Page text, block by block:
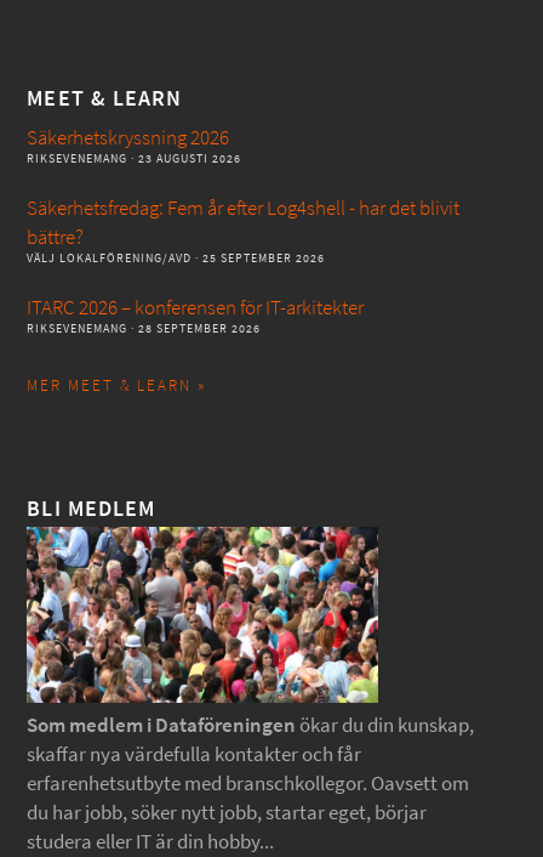
MEET & LEARN
Säkerhetskryssning 2026
RIKSEVENEMANG · 23 AUGUSTI 2026
Säkerhetsfredag: Fem år efter Log4shell - har det blivit
bättre?
VÄLJ LOKALFÖRENING/AVD · 25 SEPTEMBER 2026
ITARC 2026 – konferensen för IT-arkitekter
RIKSEVENEMANG · 28 SEPTEMBER 2026
MER MEET & LEARN »
BLI MEDLEM
Som medlem i Dataföreningen ökar du din kunskap,
skaffar nya värdefulla kontakter och får
erfarenhetsutbyte med branschkollegor. Oavsett om
du har jobb, söker nytt jobb, startar eget, börjar
studera eller IT är din hobby...